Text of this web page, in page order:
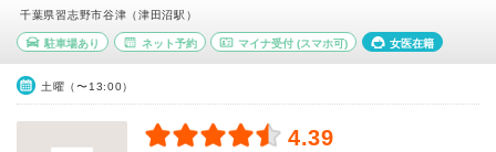
千葉県習志野市谷津（津田沼駅）
駐車場あり ネット予約 マイナ受付 (スマホ可) 女医在籍
土曜（〜13:00）
4.39